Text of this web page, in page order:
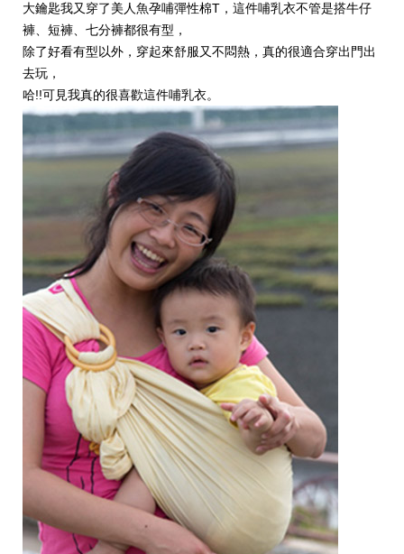
大鑰匙我又穿了美人魚孕哺彈性棉T，這件哺乳衣不管是搭牛仔
褲、短褲、七分褲都很有型，
除了好看有型以外，穿起來舒服又不悶熱，真的很適合穿出門出
去玩，
哈!!可見我真的很喜歡這件哺乳衣。